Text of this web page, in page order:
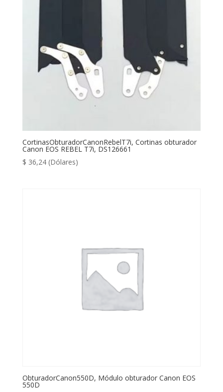
CortinasObturadorCanonRebelT7i, Cortinas obturador
Canon EOS REBEL T7i, DS126661
$ 36,24 (Dólares)
ObturadorCanon550D, Módulo obturador Canon EOS
550D